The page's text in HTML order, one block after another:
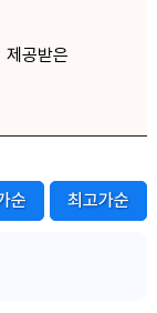
공받은
순 최고가순